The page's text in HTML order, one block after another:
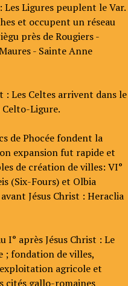
Les Ligures peuplent le Var.
et occupent un réseau
près de Rougiers -
- Sainte Anne
: Les Celtes arrivent dans le
Ligure.
de Phocée fondent la
expansion fut rapide et
de création de villes: VI°
(Six-Fours) et Olbia
Jésus Christ : Heraclia
I° après Jésus Christ : Le
; fondation de villes,
agricole et
cités gallo-romaines